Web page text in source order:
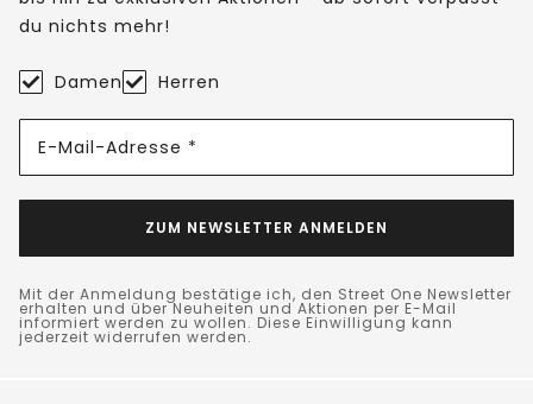
du nichts mehr!
Damen Herren
E-Mail-Adresse *
ZUM NEWSLETTER ANMELDEN
Mit der Anmeldung bestätige ich, den Street One Newsletter
erhalten und über Neuheiten und Aktionen per E-Mail
informiert werden zu wollen. Diese Einwilligung kann
jederzeit widerrufen werden.